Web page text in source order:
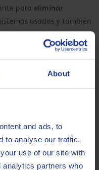
About
and ads, to
to analyse our traffic.
use of our site with
analytics partners who
para eliminar
usados y también
a la corrosión de
provocar la
con la concentración
se usa la “leche” como